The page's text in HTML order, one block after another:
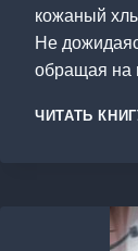
кожаный
Не
обращая на
ЧИТАТЬ